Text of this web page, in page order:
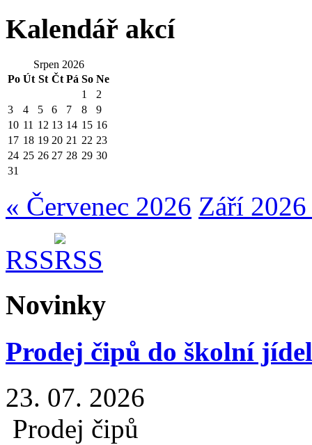
Kalendář akcí
Srpen 2026
Po Út St Čt Pá So Ne
1
2
3
4 5 6 7 8
9
10 11 12 13 14 15 16
17 18 19 20 21 22 23
24 25 26 27 28 29 30
31
« Červenec 2026 Září
RSS
Novinky
Prodej čipů do školní
23. 07. 2026
Prodej čipů